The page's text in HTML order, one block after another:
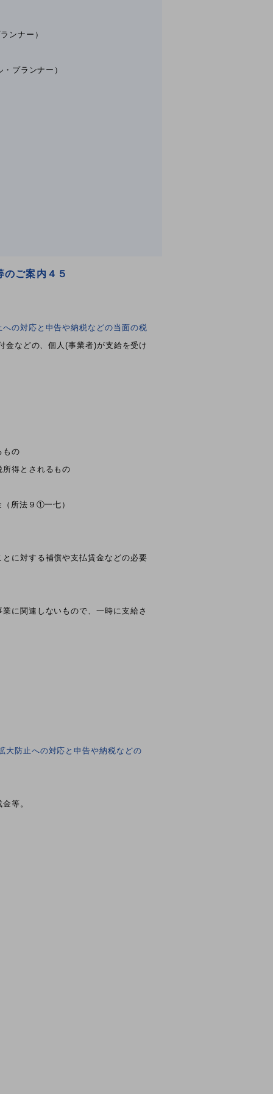
ンナー）
プランナー）
のご案内４５
の対応と申告や納税などの当面の税
などの、個人(事業者)が支給を受け
もの
得とされるもの
所法９①一七）
に対する補償や支払賃金などの必要
関連しないもので、一時に支給さ
大防止への対応と申告や納税などの
等。